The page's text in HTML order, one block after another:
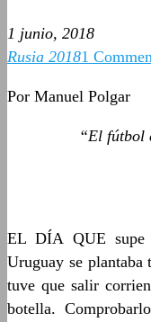
1 junio, 2018
Rusia 20181
Por Manuel Polgar
“El fútbol
EL DÍA QUE supe
Uruguay se plantaba
tuve que salir
botella.